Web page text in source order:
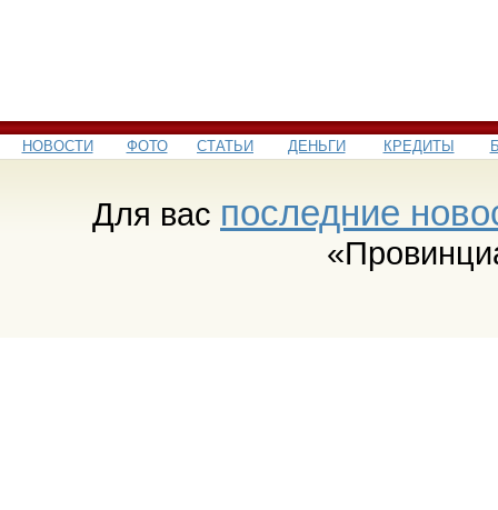
НОВОСТИ ФОТО СТАТЬИ ДЕНЬГИ КРЕДИТЫ
Для вас последние